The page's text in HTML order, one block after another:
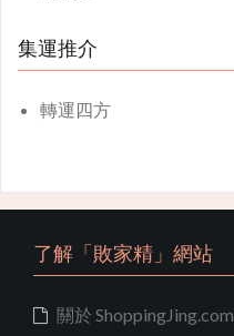
集運推介
轉運四方
了解「敗家精」網站
關於 ShoppingJing.com